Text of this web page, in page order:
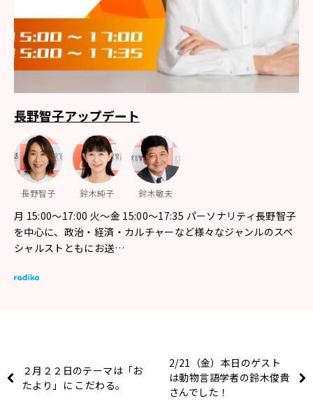
長野智子アップデート
長野智子 鈴木純子 鈴木敏夫
月 15:00～17:00 火～金 15:00～17:35 パーソナリティ長野智子
を中心に、政治・経済・カルチャーなど様々なジャンルのスペ
シャルストともにお送…
２月２２日のテーマは「お
たより」に こだわる。
2/21（金）本日のゲスト
は動物言語学者の鈴木俊貴
さんでした！